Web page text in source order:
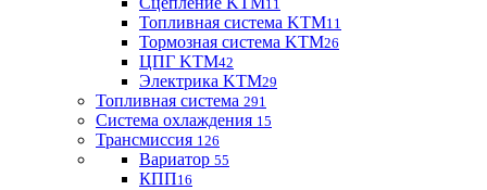
11
Топливная система KTM11
Тормозная система KTM26
ЦПГ KTM42
Электрика KTM29
Топливная система 291
Система охлаждения 15
Трансмиссия 126
Вариатор 55
КПП16